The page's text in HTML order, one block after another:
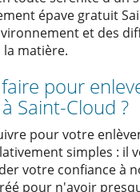
épave gratuit
et des
matière.
pour
Saint-Cloud ?
pour votre
simples : il
votre confiance à
pour n'avoir